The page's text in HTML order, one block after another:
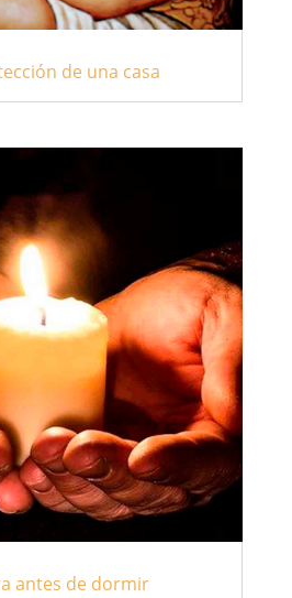
de una casa
antes de dormir